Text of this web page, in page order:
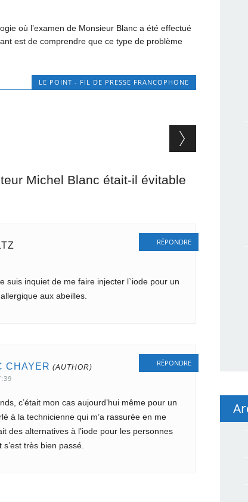
où l’examen de Monsieur Blanc a été effectué
est de comprendre que ce type de problème
LE POINT - FIL DE PRESSE FRANCOPHONE
Michel Blanc était-il évitable
suis inquiet de me faire injecter l`iode pour un
aux abeilles.
RÉPONDRE
CHAYER
c’était mon cas aujourd’hui même pour un
à la technicienne qui m’a rassurée en me
des alternatives à l’iode pour les personnes
s’est très bien passé.
RÉPONDRE